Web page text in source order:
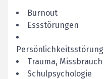
Burnout
Essstörungen
Persönlichkeitsstörung
Trauma, Missbrauch
Schulpsychologie